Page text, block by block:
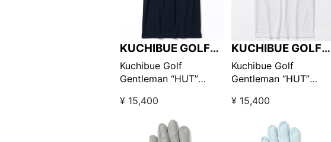
KUCHIBUE GOLF
GENTLEMAN
Kuchibue Golf
Gentleman “HUT”
ックネック ネイビー
【GO/LOOK!限定販売】
¥ 15,400
KUCHIBUE GOLF
GENTLEMAN
Kuchibue Golf
Gentleman “HUT”
ックネック ホワイト
【GO/LOOK!限定販売】
¥ 15,400